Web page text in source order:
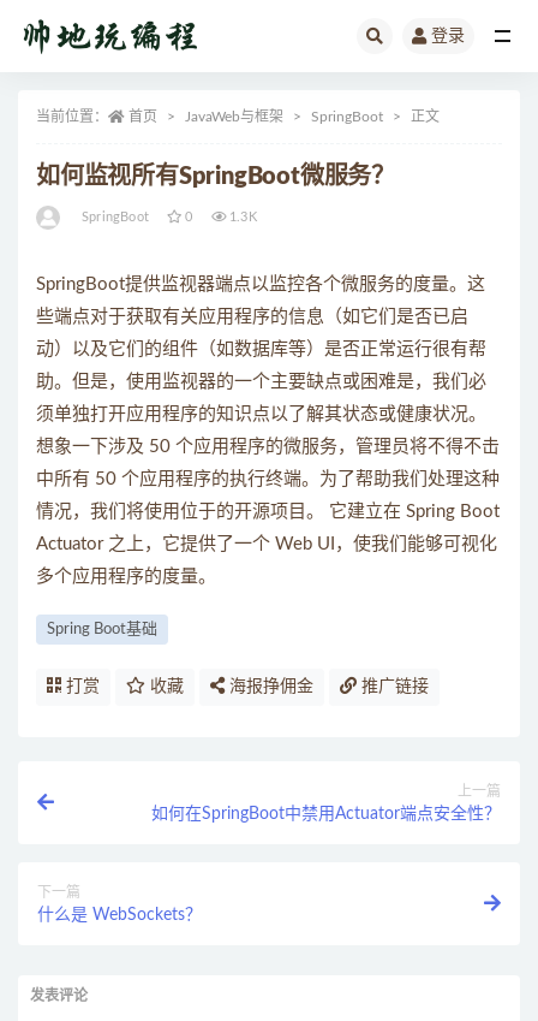
登录
当前位置： 首页 JavaWeb与框架 SpringBoot 正文
如何监视所有SpringBoot微服务？
SpringBoot 0 1.3K
SpringBoot提供监视器端点以监控各个微服务的度量。这
些端点对于获取有关应用程序的信息（如它们是否已启
动）以及它们的组件（如数据库等）是否正常运行很有帮
助。但是，使用监视器的一个主要缺点或困难是，我们必
须单独打开应用程序的知识点以了解其状态或健康状况。
想象一下涉及 50 个应用程序的微服务，管理员将不得不击
中所有 50 个应用程序的执行终端。为了帮助我们处理这种
情况，我们将使用位于的开源项目。 它建立在 Spring Boot
Actuator 之上，它提供了一个 Web UI，使我们能够可视化
多个应用程序的度量。
Spring Boot基础
打赏 收藏 海报挣佣金 推广链接
上一篇
如何在SpringBoot中禁用Actuator端点安全性？
下一篇
什么是 WebSockets？
发表评论